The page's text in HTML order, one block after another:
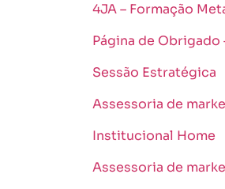
4JA – Formação
Página de
Sessão Estratégica
Assessoria de
Institucional Home
Assessoria de